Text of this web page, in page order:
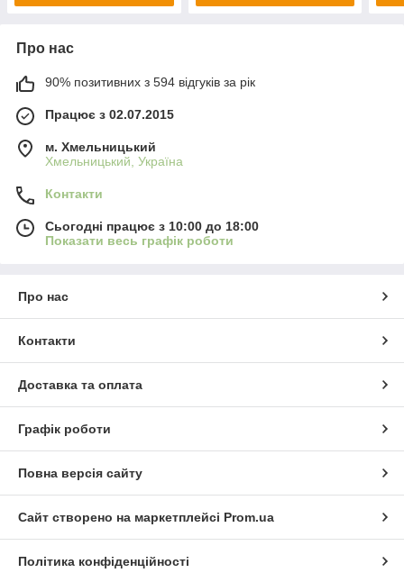
Про нас
90% позитивних з 594 відгуків за рік
Працює з 02.07.2015
м. Хмельницький
Хмельницький, Україна
Контакти
Сьогодні працює з 10:00 до 18:00
Показати весь графік роботи
Про нас
Контакти
Доставка та оплата
Графік роботи
Повна версія сайту
Сайт створено на маркетплейсі Prom.ua
Політика конфіденційності